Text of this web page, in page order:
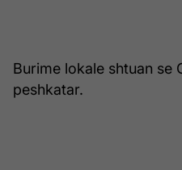
Burime lokale shtuan se
peshkatar.